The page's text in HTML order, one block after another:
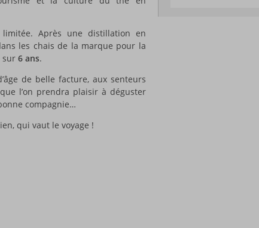
Après une distillation en
les chais de la marque pour la
sur 6 ans.
de belle facture, aux senteurs
l’on prendra plaisir à déguster
compagnie…
qui vaut le voyage !